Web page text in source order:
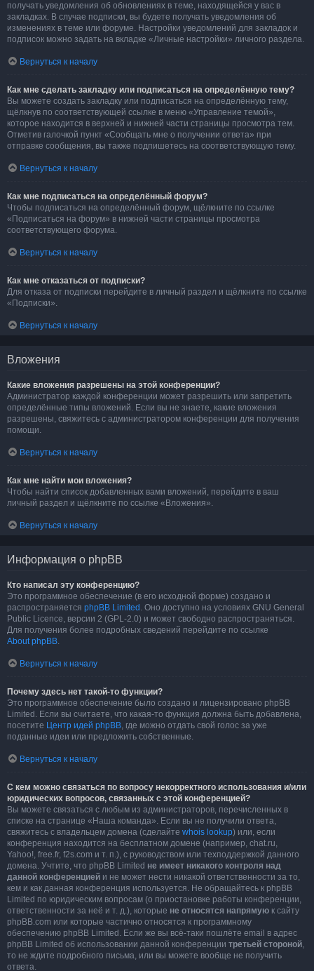
получать уведомления об обновлениях в теме, находящейся у вас в
закладках. В случае подписки, вы будете получать уведомления об
изменениях в теме или форуме. Настройки уведомлений для закладок и
подписок можно задать на вкладке «Личные настройки» личного раздела.
Вернуться к началу
Как мне сделать закладку или подписаться на определённую тему?
Вы можете создать закладку или подписаться на определённую тему,
щёлкнув по соответствующей ссылке в меню «Управление темой»,
которое находится в верхней и нижней части страницы просмотра тем.
Отметив галочкой пункт «Сообщать мне о получении ответа» при
отправке сообщения, вы также подпишетесь на соответствующую тему.
Вернуться к началу
Как мне подписаться на определённый форум?
Чтобы подписаться на определённый форум, щёлкните по ссылке
«Подписаться на форум» в нижней части страницы просмотра
соответствующего форума.
Вернуться к началу
Как мне отказаться от подписки?
Для отказа от подписки перейдите в личный раздел и щёлкните по ссылке
«Подписки».
Вернуться к началу
Вложения
Какие вложения разрешены на этой конференции?
Администратор каждой конференции может разрешить или запретить
определённые типы вложений. Если вы не знаете, какие вложения
разрешены, свяжитесь с администратором конференции для получения
помощи.
Вернуться к началу
Как мне найти мои вложения?
Чтобы найти список добавленных вами вложений, перейдите в ваш
личный раздел и щёлкните по ссылке «Вложения».
Вернуться к началу
Информация о phpBB
Кто написал эту конференцию?
Это программное обеспечение (в его исходной форме) создано и
распространяется phpBB Limited . Оно доступно на условиях GNU General
Public Licence, версии 2 (GPL-2.0) и может свободно распространяться.
Для получения более подробных сведений перейдите по ссылке
About phpBB.
Вернуться к началу
Почему здесь нет такой-то функции?
Это программное обеспечение было создано и лицензировано phpBB
Limited. Если вы считаете, что какая-то функция должна быть добавлена,
посетите Центр идей phpBB, где можно отдать свой голос за уже
поданные идеи или предложить собственные.
Вернуться к началу
С кем можно связаться по вопросу некорректного использования и/или
юридических вопросов, связанных с этой конференцией?
Вы можете связаться с любым из администраторов, перечисленных в
списке на странице «Наша команда». Если вы не получили ответа,
свяжитесь с владельцем домена (сделайте whois lookup) или, если
конференция находится на бесплатном домене (например, chat.ru,
Yahoo!, free.fr, f2s.com и т. п.), с руководством или техподдержкой данного
домена. Учтите, что phpBB Limited не имеет никакого контроля над
данной конференцией и не может нести никакой ответственности за то,
кем и как данная конференция используется. Не обращайтесь к phpBB
Limited по юридическим вопросам (о приостановке работы конференции,
ответственности за неё и т. д.), которые не относятся напрямую к сайту
phpBB.com или которые частично относятся к программному
обеспечению phpBB Limited. Если же вы всё-таки пошлёте email в адрес
phpBB Limited об использовании данной конференции третьей стороной,
то не ждите подробного письма, или вы можете вообще не получить
ответа.